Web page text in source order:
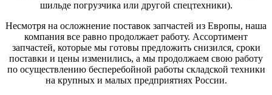
шильде погрузчика или другой спецтехники).
Несмотря на осложнение поставок запчастей из Европы, наша
компания все равно продолжает работу. Ассортимент
запчастей, которые мы готовы предложить снизился, сроки
поставки и цены изменились, а мы продолжаем свою работу
по осуществлению бесперебойной работы складской техники
на крупных и малых предприятиях России.